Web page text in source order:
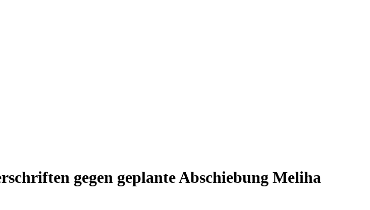
gegen geplante Abschiebung Meliha